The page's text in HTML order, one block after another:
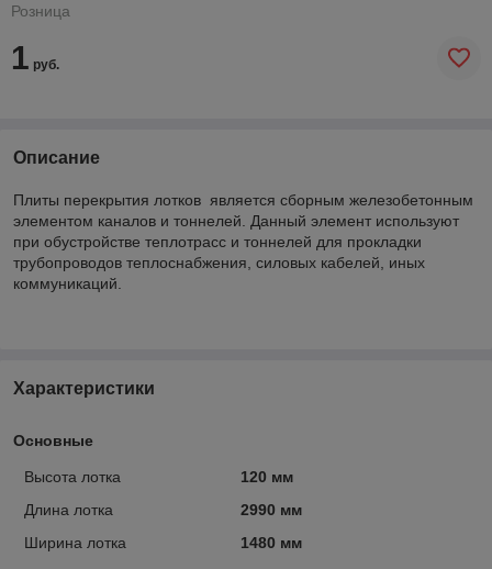
Розница
1 руб.
Описание
Плиты перекрытия лотков является сборным железобетонным
элементом каналов и тоннелей. Данный элемент используют
при обустройстве теплотрасс и тоннелей для прокладки
трубопроводов теплоснабжения, силовых кабелей, иных
коммуникаций.
Характеристики
Основные
Высота лотка
120 мм
Длина лотка
2990 мм
Ширина лотка
1480 мм